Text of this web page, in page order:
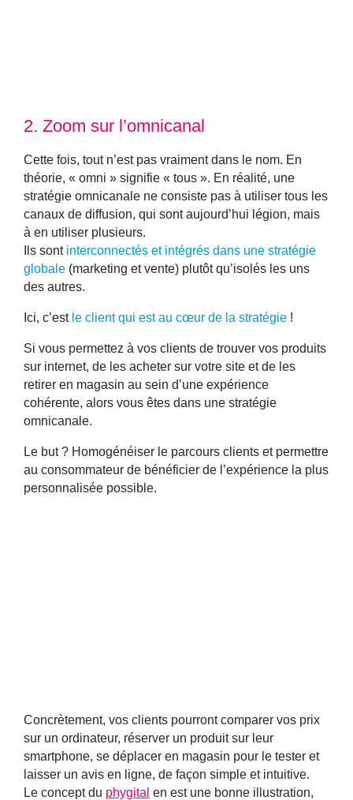
2. Zoom sur l’omnicanal
Cette fois, tout n’est pas vraiment dans le nom. En
théorie, « omni » signifie « tous ». En réalité, une
stratégie omnicanale ne consiste pas à utiliser tous les
canaux de diffusion, qui sont aujourd’hui légion, mais
à en utiliser plusieurs.
Ils sont interconnectés et intégrés dans une stratégie
globale (marketing et vente) plutôt qu’isolés les uns
des autres.
Ici, c’est le client qui est au cœur de la stratégie !
Si vous permettez à vos clients de trouver vos produits
sur internet, de les acheter sur votre site et de les
retirer en magasin au sein d’une expérience
cohérente, alors vous êtes dans une stratégie
omnicanale.
Le but ? Homogénéiser le parcours clients et permettre
au consommateur de bénéficier de l’expérience la plus
personnalisée possible.
Concrètement, vos clients pourront comparer vos prix
sur un ordinateur, réserver un produit sur leur
smartphone, se déplacer en magasin pour le tester et
laisser un avis en ligne, de façon simple et intuitive.
Le concept du phygital en est une bonne illustration,